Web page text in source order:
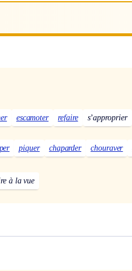
escamoter refaire s’approprier
piquer chaparder chouraver
à la vue